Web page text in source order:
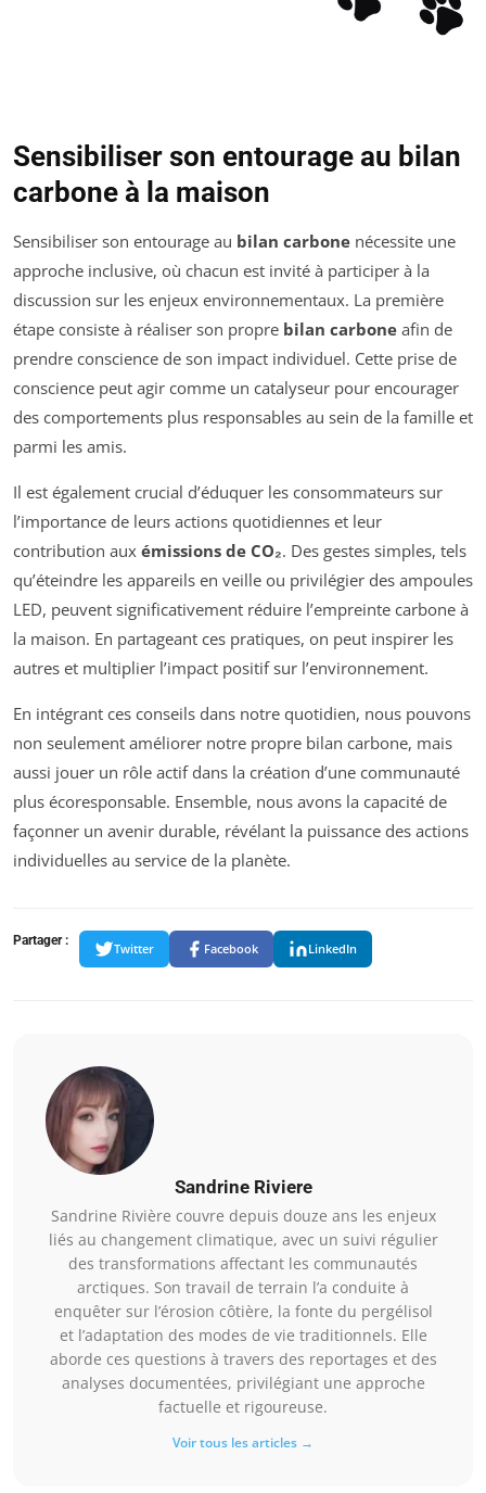
Sensibiliser son entourage au bilan
carbone à la maison
Sensibiliser son entourage au bilan carbone nécessite une
approche inclusive, où chacun est invité à participer à la
discussion sur les enjeux environnementaux. La première
étape consiste à réaliser son propre bilan carbone afin de
prendre conscience de son impact individuel. Cette prise de
conscience peut agir comme un catalyseur pour encourager
des comportements plus responsables au sein de la famille et
parmi les amis.
Il est également crucial d’éduquer les consommateurs sur
l’importance de leurs actions quotidiennes et leur
contribution aux émissions de CO₂. Des gestes simples, tels
qu’éteindre les appareils en veille ou privilégier des ampoules
LED, peuvent significativement réduire l’empreinte carbone à
la maison. En partageant ces pratiques, on peut inspirer les
autres et multiplier l’impact positif sur l’environnement.
En intégrant ces conseils dans notre quotidien, nous pouvons
non seulement améliorer notre propre bilan carbone, mais
aussi jouer un rôle actif dans la création d’une communauté
plus écoresponsable. Ensemble, nous avons la capacité de
façonner un avenir durable, révélant la puissance des actions
individuelles au service de la planète.
Partager :
Twitter Facebook LinkedIn
Sandrine Riviere
Sandrine Rivière couvre depuis douze ans les enjeux
liés au changement climatique, avec un suivi régulier
des transformations affectant les communautés
arctiques. Son travail de terrain l’a conduite à
enquêter sur l’érosion côtière, la fonte du pergélisol
et l’adaptation des modes de vie traditionnels. Elle
aborde ces questions à travers des reportages et des
analyses documentées, privilégiant une approche
factuelle et rigoureuse.
Voir tous les articles →